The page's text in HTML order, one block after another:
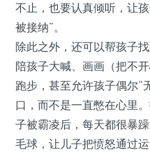
不止，也要认真倾听，让
被接纳”。
除此之外，还可以帮孩子
陪孩子大喊、画画（把不
跑步，甚至允许孩子偶尔“
口，而不是一直憋在心里
子被霸凌后，每天都很暴
毛球，让儿子把愤怒通过